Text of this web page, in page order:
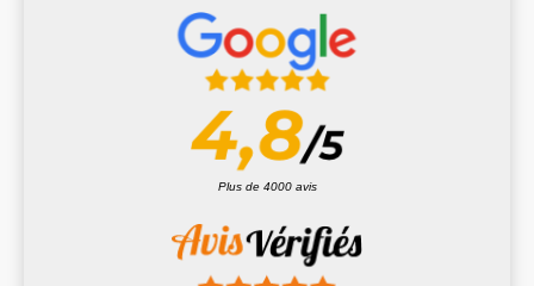
Plus de 4000 avis